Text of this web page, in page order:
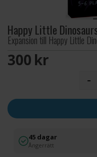
Happy Little
Expansion till Happy Little
300 SEK
-
45 dagar
Ångerrätt